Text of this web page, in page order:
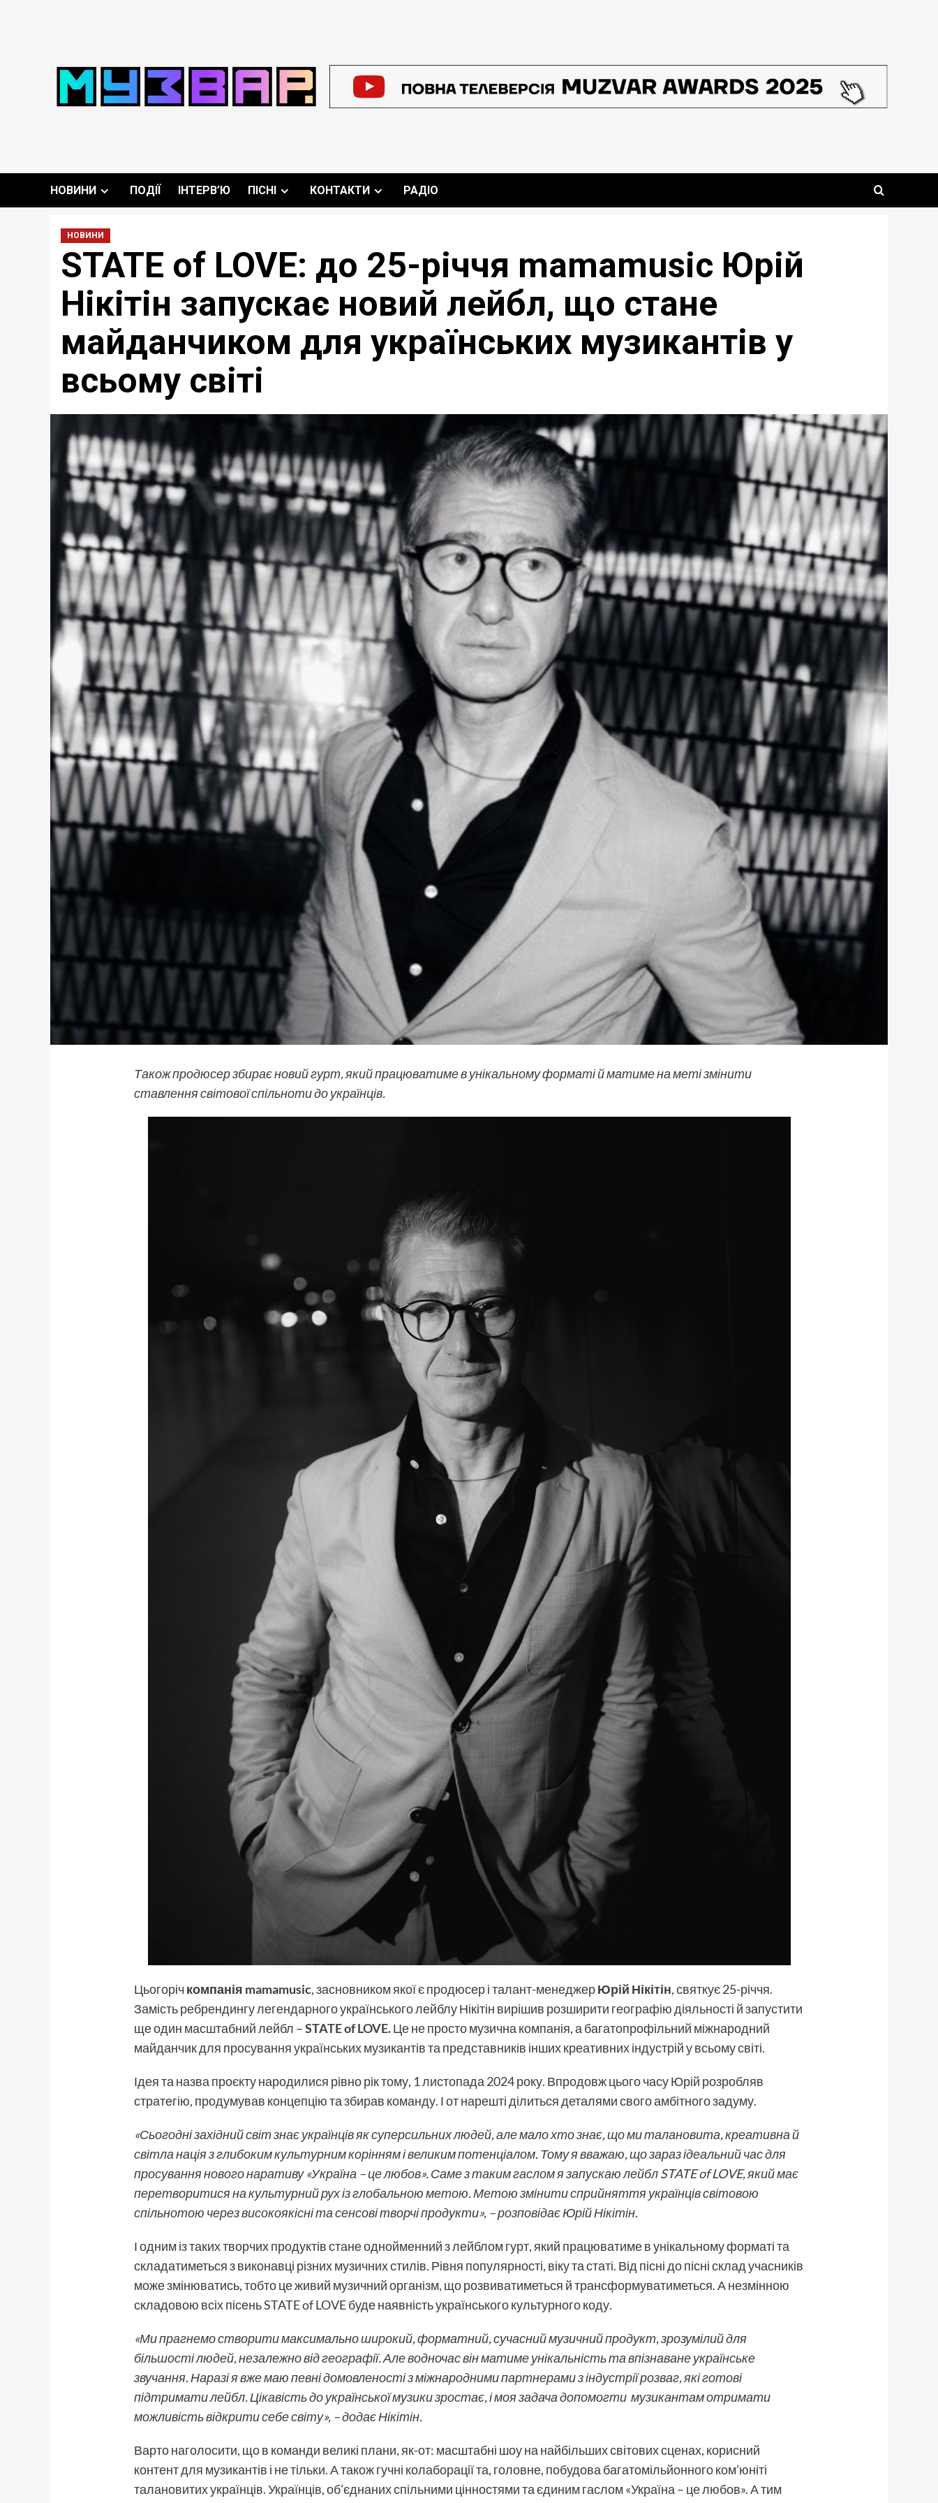
НОВИНИ ПОДІЇ ІНТЕРВ’Ю ПІСНІ КОНТАКТИ РАДІО
НОВИНИ
STATE of LOVE: до 25-річчя mamamusic Юрій
Нікітін запускає новий лейбл, що стане
майданчиком для українських музикантів у
всьому світі
Також продюсер збирає новий гурт, який працюватиме в унікальному форматі й матиме на меті змінити
ставлення світової спільноти до українців.
Цьогорічкомпанія mamamusic, засновником якої є продюсер і талант-менеджерЮрій Нікітін,святкує 25-річчя.
Замість ребрендингу легендарного українського лейблу Нікітін вирішив розширити географію діяльності й запустити
ще один масштабний лейбл –STATE of LOVE.Це не просто музична компанія, а багатопрофільний міжнародний
майданчик для просування українських музикантів та представників інших креативних індустрій у всьому світі.
Ідея та назва проєкту народилися рівно рік тому, 1 листопада 2024 року. Впродовж цього часу Юрій розробляв
стратегію, продумував концепцію та збирав команду. І от нарешті ділиться деталями свого амбітного задуму.
«Сьогодні західний світ знає українців як суперсильних людей, але мало хто знає, що ми талановита, креативна й
світла нація з глибоким культурним корінням і великим потенціалом. Тому я вважаю, що зараз ідеальний час для
просування нового наративу «Україна – це любов». Саме з таким гаслом я запускаю лейбл STATE of LOVE, який має
перетворитися на культурний рух із глобальною метою. Метою змінити сприйняття українців світовою
спільнотою через високоякісні та сенсові творчі продукти», – розповідає Юрій Нікітін.
І одним із таких творчих продуктів стане однойменний з лейблом гурт, який працюватиме в унікальному форматі та
складатиметься з виконавці різних музичних стилів. Рівня популярності, віку та статі. Від пісні до пісні склад учасників
може змінюватись, тобто це живий музичний організм, що розвиватиметься й трансформуватиметься. А незмінною
складовою всіх пісень STATE of LOVE буде наявність українського культурного коду.
«Ми прагнемо створити максимально широкий, форматний, сучасний музичний продукт, зрозумілий для
більшості людей, незалежно від географії. Але водночас він матиме унікальність та впізнаване українське
звучання. Наразі я вже маю певні домовленості з міжнародними партнерами з індустрії розваг, які готові
підтримати лейбл. Цікавість до української музики зростає, і моя задача допомогти музикантам отримати
можливість відкрити себе світу», – додає Нікітін.
Варто наголосити, що в команди великі плани, як-от: масштабні шоу на найбільших світових сценах, корисний
контент для музикантів і не тільки. А також гучні колаборації та, головне, побудова багатомільйонного ком’юніті
талановитих українців. Українців, об’єднаних спільними цінностями та єдиним гаслом «Україна – це любов». А тим